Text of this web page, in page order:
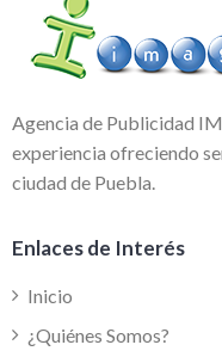
Agencia de Publicidad
experiencia ofreciendo
ciudad de Puebla.
Enlaces de Interés
Inicio
¿Quiénes Somos?